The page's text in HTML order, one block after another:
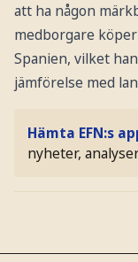
att ha någon
medborgare
Spanien, vilket
jämförelse med
Hämta EFN:s
nyheter,